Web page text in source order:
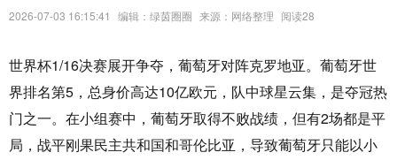
2026-07-03 16:15:41 编辑：绿茵圈圈 来源：网络整理 阅读28
世界杯1/16决赛展开争夺，葡萄牙对阵克罗地亚。葡萄牙世
界排名第5，总身价高达10亿欧元，队中球星云集，是夺冠热
门之一。在小组赛中，葡萄牙取得不败战绩，但有2场都是平
局，战平刚果民主共和国和哥伦比亚，导致葡萄牙只能以小